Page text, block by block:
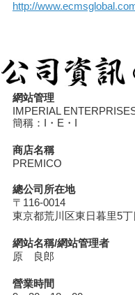
http://
網站管理
IMPERIAL
簡稱：I・E・I
商店名稱
PREMICO
總公司所在地
〒116-0014
東京都荒川区東日暮里5
網站名稱/網站管理者
原 良郎
營業時間